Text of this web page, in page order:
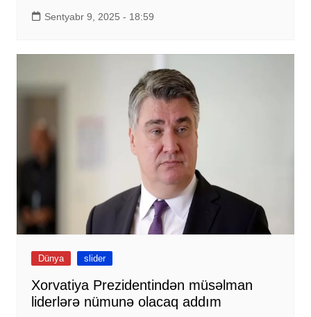
Sentyabr 9, 2025 - 18:59
Dünya slider
Xorvatiya Prezidentindən müsəlman
liderlərə nümunə olacaq addım